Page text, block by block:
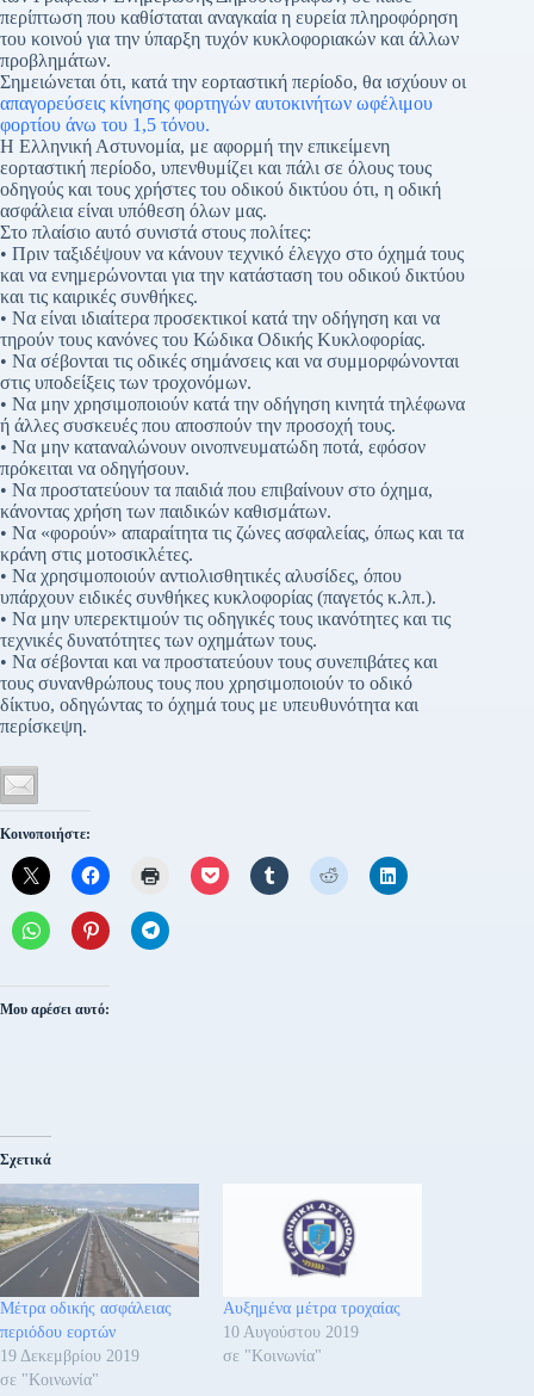
περίπτωση που καθίσταται αναγκαία η ευρεία πληροφόρηση
του κοινού για την ύπαρξη τυχόν κυκλοφοριακών και άλλων
προβλημάτων.
Σημειώνεται ότι, κατά την εορταστική περίοδο, θα ισχύουν οι
απαγορεύσεις κίνησης φορτηγών αυτοκινήτων ωφέλιμου
φορτίου άνω του 1,5 τόνου.
Η Ελληνική Αστυνομία, με αφορμή την επικείμενη
εορταστική περίοδο, υπενθυμίζει και πάλι σε όλους τους
οδηγούς και τους χρήστες του οδικού δικτύου ότι, η οδική
ασφάλεια είναι υπόθεση όλων μας.
Στο πλαίσιο αυτό συνιστά στους πολίτες:
• Πριν ταξιδέψουν να κάνουν τεχνικό έλεγχο στο όχημά τους
και να ενημερώνονται για την κατάσταση του οδικού δικτύου
και τις καιρικές συνθήκες.
• Να είναι ιδιαίτερα προσεκτικοί κατά την οδήγηση και να
τηρούν τους κανόνες του Κώδικα Οδικής Κυκλοφορίας.
• Να σέβονται τις οδικές σημάνσεις και να συμμορφώνονται
στις υποδείξεις των τροχονόμων.
• Να μην χρησιμοποιούν κατά την οδήγηση κινητά τηλέφωνα
ή άλλες συσκευές που αποσπούν την προσοχή τους.
• Να μην καταναλώνουν οινοπνευματώδη ποτά, εφόσον
πρόκειται να οδηγήσουν.
• Να προστατεύουν τα παιδιά που επιβαίνουν στο όχημα,
κάνοντας χρήση των παιδικών καθισμάτων.
• Να «φορούν» απαραίτητα τις ζώνες ασφαλείας, όπως και τα
κράνη στις μοτοσικλέτες.
• Να χρησιμοποιούν αντιολισθητικές αλυσίδες, όπου
υπάρχουν ειδικές συνθήκες κυκλοφορίας (παγετός κ.λπ.).
• Να μην υπερεκτιμούν τις οδηγικές τους ικανότητες και τις
τεχνικές δυνατότητες των οχημάτων τους.
• Να σέβονται και να προστατεύουν τους συνεπιβάτες και
τους συνανθρώπους τους που χρησιμοποιούν το οδικό
δίκτυο, οδηγώντας το όχημά τους με υπευθυνότητα και
περίσκεψη.
Κοινοποιήστε:
Μου αρέσει αυτό:
Σχετικά
Μέτρα οδικής ασφάλειας
περιόδου εορτών
19 Δεκεμβρίου 2019
σε "Κοινωνία"
Αυξημένα μέτρα τροχαίας
10 Αυγούστου 2019
σε "Κοινωνία"